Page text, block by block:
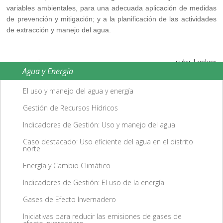
Agua y Energía
El uso y manejo del agua y energía
Gestión de Recursos Hídricos
Indicadores de Gestión: Uso y manejo del agua
Caso destacado: Uso eficiente del agua en el distrito
norte
Energía y Cambio Climático
Indicadores de Gestión: El uso de la energía
Gases de Efecto Invernadero
Iniciativas para reducir las emisiones de gases de
variables ambientales, para una adecuada aplicación de medidas
de prevención y mitigación; y a la planificación de las actividades
de extracción y manejo del agua.
subir|volver